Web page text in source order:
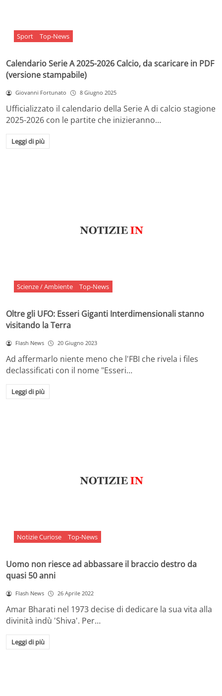
Sport Top-News
Calendario Serie A 2025-2026 Calcio, da scaricare in PDF
(versione stampabile)
Giovanni Fortunato 8 Giugno 2025
Ufficializzato il calendario della Serie A di calcio stagione
2025-2026 con le partite che inizieranno…
Leggi di più
Scienze / Ambiente Top-News
Oltre gli UFO: Esseri Giganti Interdimensionali stanno
visitando la Terra
Flash News 20 Giugno 2023
Ad affermarlo niente meno che l'FBI che rivela i files
declassificati con il nome "Esseri…
Leggi di più
Notizie Curiose Top-News
Uomo non riesce ad abbassare il braccio destro da
quasi 50 anni
Flash News 26 Aprile 2022
Amar Bharati nel 1973 decise di dedicare la sua vita alla
divinità indù 'Shiva'. Per…
Leggi di più